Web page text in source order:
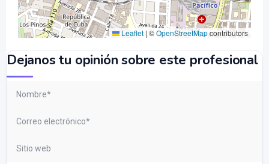
Leaflet | ©OpenStreetMapcontributors
Dejanos tu opinión sobre este profesional